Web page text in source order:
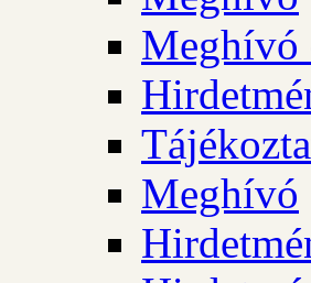
Meghívó
Meghívó